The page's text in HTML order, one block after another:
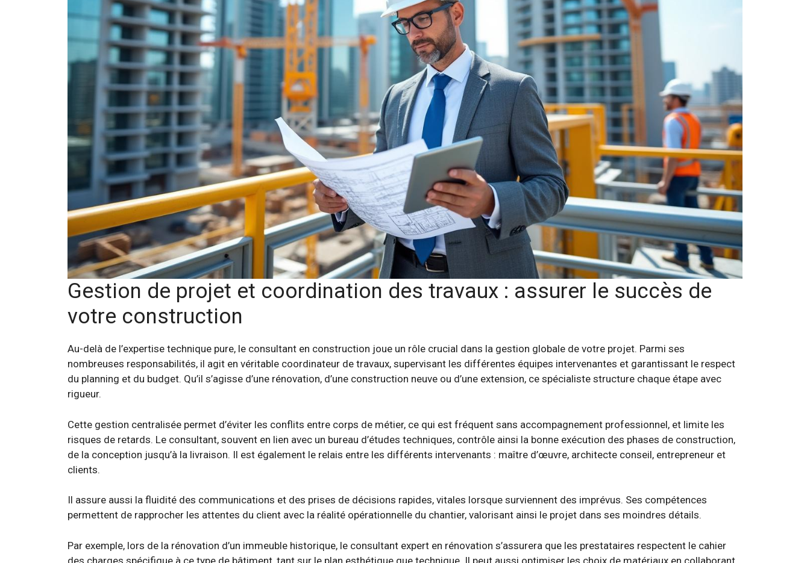
Gestion de projet et coordination des travaux : assurer le succès de
votre construction
Au-delà de l’expertise technique pure, le consultant en construction joue un rôle crucial dans la gestion globale de votre projet. Parmi ses
nombreuses responsabilités, il agit en véritable coordinateur de travaux, supervisant les différentes équipes intervenantes et garantissant le respect
du planning et du budget. Qu’il s’agisse d’une rénovation, d’une construction neuve ou d’une extension, ce spécialiste structure chaque étape avec
rigueur.
Cette gestion centralisée permet d’éviter les conflits entre corps de métier, ce qui est fréquent sans accompagnement professionnel, et limite les
risques de retards. Le consultant, souvent en lien avec un bureau d’études techniques, contrôle ainsi la bonne exécution des phases de construction,
de la conception jusqu’à la livraison. Il est également le relais entre les différents intervenants : maître d’œuvre, architecte conseil, entrepreneur et
clients.
Il assure aussi la fluidité des communications et des prises de décisions rapides, vitales lorsque surviennent des imprévus. Ses compétences
permettent de rapprocher les attentes du client avec la réalité opérationnelle du chantier, valorisant ainsi le projet dans ses moindres détails.
Par exemple, lors de la rénovation d’un immeuble historique, le consultant expert en rénovation s’assurera que les prestataires respectent le cahier
des charges spécifique à ce type de bâtiment, tant sur le plan esthétique que technique. Il peut aussi optimiser les choix de matériaux en collaborant